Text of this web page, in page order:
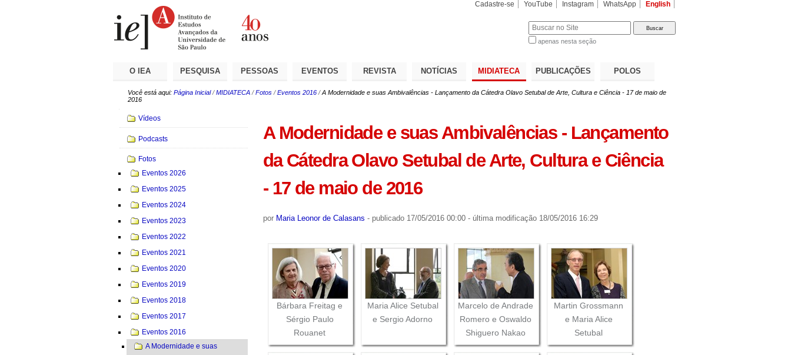
Cadastre-se YouTube Instagram WhatsApp English
apenas nesta seção
O IEA PESQUISA PESSOAS EVENTOS REVISTA NOTÍCIAS MIDIATECA PUBLICAÇÕES POLOS
Você está aqui: Página Inicial /MIDIATECA /Fotos /Eventos 2016 /A Modernidade e suas Ambivalências - Lançamento da Cátedra Olavo Setubal de Arte, Cultura e Ciência - 17 de maio de
2016
A Modernidade e suas Ambivalências - Lançamento
da Cátedra Olavo Setubal de Arte, Cultura e Ciência
- 17 de maio de 2016
por Maria Leonor de Calasans - publicado17/05/2016 00:00 - última modificação18/05/2016 16:29
Bárbara Freitag e
Sérgio Paulo
Rouanet
Maria Alice Setubal
e Sergio Adorno
Marcelo de Andrade
Romero e Oswaldo
Shiguero Nakao
Martin Grossmann
e Maria Alice
Setubal
Navegação
Vídeos
Podcasts
Fotos
Eventos 2026
Eventos 2025
Eventos 2024
Eventos 2023
Eventos 2022
Eventos 2021
Eventos 2020
Eventos 2019
Eventos 2018
Eventos 2017
Eventos 2016
A Modernidade e suas